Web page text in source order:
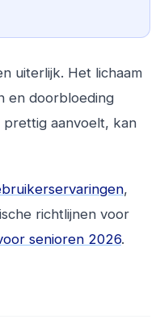
uiterlijk. Het lichaam
en doorbloeding
aanvoelt, kan
,
richtlijnen voor
senioren 2026.